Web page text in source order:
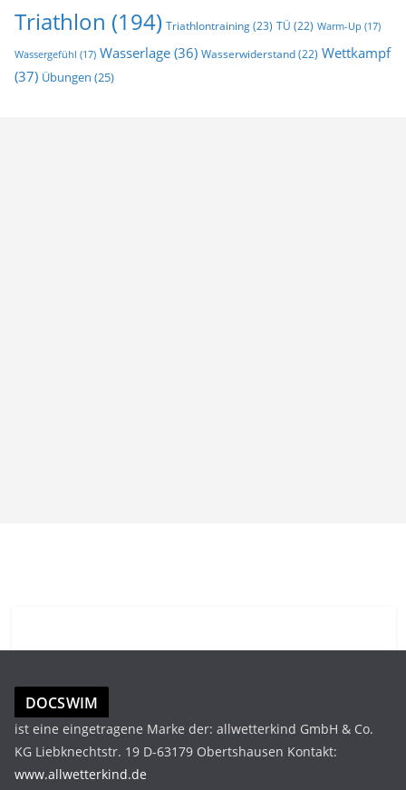
Triathlon (194) Triathlontraining(23) TÜ (22) Warm-Up (17)
Wassergefühl (17) Wasserlage (36) Wasserwiderstand(22) Wettkampf
(37) Übungen (25)
DOCSWIM
ist eine eingetragene Marke der: allwetterkind GmbH & Co.
KG Liebknechtstr. 19 D-63179 Obertshausen Kontakt:
www.allwetterkind.de